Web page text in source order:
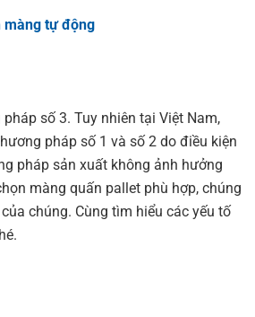
màng tự động
số 3. Tuy nhiên tại Việt Nam,
pháp số 1 và số 2 do điều kiện
pháp sản xuất không ảnh hưởng
màng quấn pallet phù hợp, chúng
chúng. Cùng tìm hiểu các yếu tố